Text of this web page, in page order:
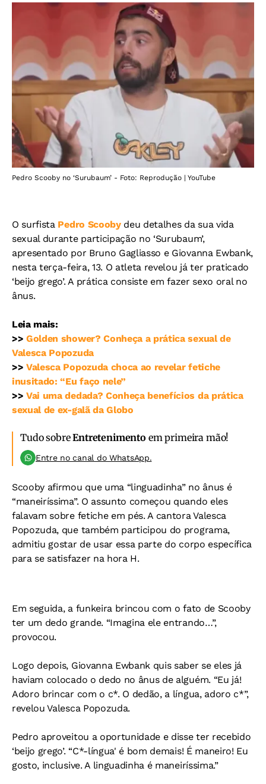
Pedro Scooby no ‘Surubaum’ - Foto: Reprodução | YouTube
O surfista Pedro Scoobydeu detalhes da sua vida
sexual durante participação no ‘Surubaum’,
apresentado por Bruno Gagliasso e Giovanna Ewbank,
nesta terça-feira, 13. O atleta revelou já ter praticado
‘beijo grego’. A prática consiste em fazer sexo oral no
ânus.
Leia mais:
>>Golden shower? Conheça a prática sexual de
Valesca Popozuda
>>Valesca Popozuda choca ao revelar fetiche
inusitado: “Eu faço nele”
>>Vai uma dedada? Conheça benefícios da prática
sexual de ex-galã da Globo
Tudo sobreEntretenimento em primeira mão!
Entre no canal do WhatsApp.
Scooby afirmou que uma “linguadinha” no ânus é
“maneiríssima”. O assunto começou quando eles
falavam sobre fetiche em pés. A cantora Valesca
Popozuda, que também participou do programa,
admitiu gostar de usar essa parte do corpo específica
para se satisfazer na hora H.
Em seguida, a funkeira brincou com o fato de Scooby
ter um dedo grande. “Imagina ele entrando…”,
provocou.
Logo depois, Giovanna Ewbank quis saber se eles já
haviam colocado o dedo no ânus de alguém. “Eu já!
Adoro brincar com o c*. O dedão, a língua, adoro c*”,
revelou Valesca Popozuda.
Pedro aproveitou a oportunidade e disse ter recebido
‘beijo grego’. “C*-língua' é bom demais! É maneiro! Eu
gosto, inclusive. A linguadinha é maneiríssima.”